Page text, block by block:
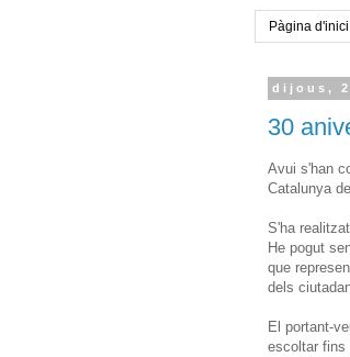
Pàgina d'inici
dijous,
30
Avui s'han
Catalunya
S'ha
He pogut
que
dels
El portant-
escoltar fins